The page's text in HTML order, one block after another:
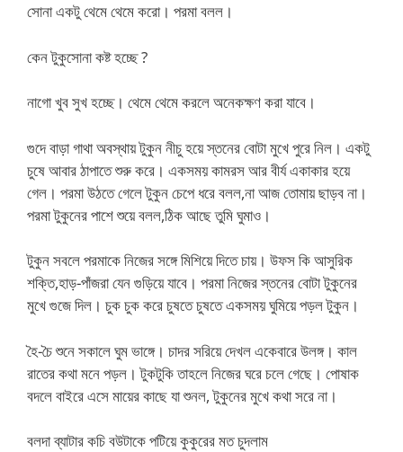
সোনা একটু থেমে থেমে করো। পরমা বলল।
কেন টুকুসোনা কষ্ট হচ্ছে ?
নাগো খুব সুখ হচ্ছে। থেমে থেমে করলে অনেকক্ষণ করা যাবে।
গুদে বাড়া গাথা অবস্থায় টুকুন নীচু হয়ে স্তনের বোটা মুখে পুরে নিল। একটু
চুষে আবার ঠাপাতে শুরু করে। একসময় কামরস আর বীর্য একাকার হয়ে
গেল। পরমা উঠতে গেলে টুকুন চেপে ধরে বলল,না আজ তোমায় ছাড়ব না।
পরমা টুকুনের পাশে শুয়ে বলল,ঠিক আছে তুমি ঘুমাও।
টুকুন সবলে পরমাকে নিজের সঙ্গে মিশিয়ে দিতে চায়। উফস কি আসুরিক
শক্তি,হাড়-পাঁজরা যেন গুড়িয়ে যাবে। পরমা নিজের স্তনের বোটা টুকুনের
মুখে গুজে দিল। চুক চুক করে চুষতে চুষতে একসময় ঘুমিয়ে পড়ল টুকুন।
হৈ-চৈ শুনে সকালে ঘুম ভাঙ্গে। চাদর সরিয়ে দেখল একেবারে উলঙ্গ। কাল
রাতের কথা মনে পড়ল। টুকটুকি তাহলে নিজের ঘরে চলে গেছে। পোষাক
বদলে বাইরে এসে মায়ের কাছে যা শুনল, টুকুনের মুখে কথা সরে না।
বলদা ব্যাটার কচি বউটাকে পটিয়ে কুকুরের মত চুদলাম